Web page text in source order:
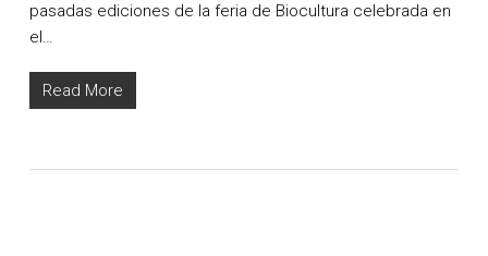
pasadas ediciones de la feria de Biocultura celebrada en
el…
Read More